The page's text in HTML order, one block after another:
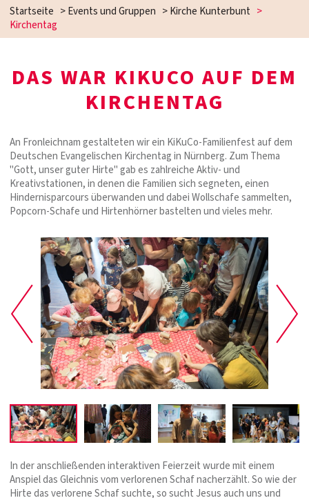
Startseite >Events und Gruppen >Kirche Kunterbunt >
Kirchentag
DAS WAR KIKUCO AUF DEM
KIRCHENTAG
An Fronleichnam gestalteten wir ein KiKuCo-Familienfest auf dem
Deutschen Evangelischen Kirchentag in Nürnberg. Zum Thema
"Gott, unser guter Hirte" gab es zahlreiche Aktiv- und
Kreativstationen, in denen die Familien sich segneten, einen
Hindernisparcours überwanden und dabei Wollschafe sammelten,
Popcorn-Schafe und Hirtenhörner bastelten und vieles mehr.
In der anschließenden interaktiven Feierzeit wurde mit einem
Anspiel das Gleichnis vom verlorenen Schaf nacherzählt. So wie der
Hirte das verlorene Schaf suchte, so sucht Jesus auch uns und